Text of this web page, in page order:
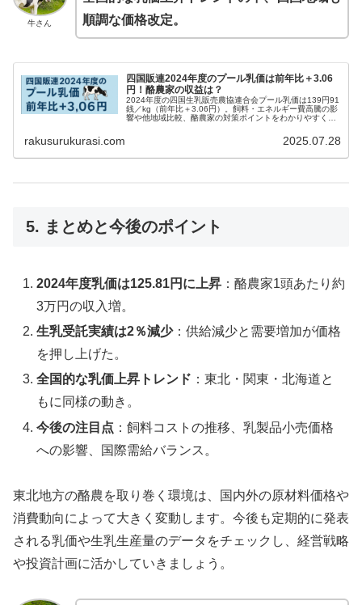
牛さん
順調な価格改定。
四国販連2024年度のプール乳価は前年比＋3.06
円！酪農家の収益は？
2024年度の四国生乳販売農協連合会プール乳価は139円91
銭／kg（前年比＋3.06円）。飼料・エネルギー費高騰の影
響や他地域比較、酪農家の対策ポイントをわかりやすく解
rakusurukurasi.com 2025.07.28
5. まとめと今後のポイント
2024年度乳価は125.81円に上昇 ：酪農家1頭あたり約
3万円の収入増。
生乳受託実績は2％減少：供給減少と需要増加が価格
を押し上げた。
全国的な乳価上昇トレンド ：東北・関東・北海道と
もに同様の動き。
今後の注目点 ：飼料コストの推移、乳製品小売価格
への影響、国際需給バランス。
東北地方の酪農を取り巻く環境は、国内外の原材料価格や
消費動向によって大きく変動します。今後も定期的に発表
される乳価や生乳生産量のデータをチェックし、経営戦略
や投資計画に活かしていきましょう。